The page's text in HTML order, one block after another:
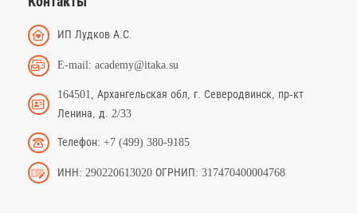
ИП Лудков А.С.
E-mail: academy@itaka.su
164501, Архангельская обл, г. Северодвинск, пр-кт
Ленина, д. 2/33
Телефон: +7 (499) 380-9185
ИНН: 290220613020 ОГРНИП: 317470400004768